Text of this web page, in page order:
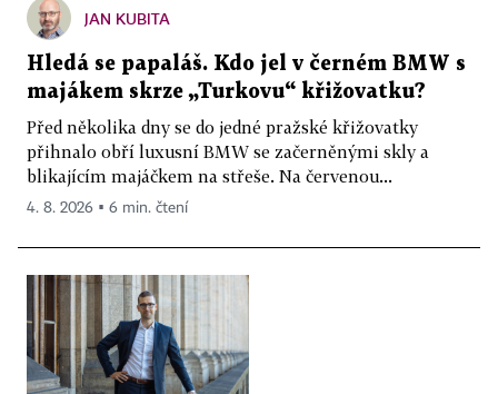
JAN KUBITA
Hledá se papaláš. Kdo jel v černém BMW s
majákem skrze „Turkovu“ křižovatku?
Před několika dny se do jedné pražské křižovatky
přihnalo obří luxusní BMW se začerněnými skly a
blikajícím majáčkem na střeše. Na červenou...
4. 8. 2026 ▪ 6 min. čtení